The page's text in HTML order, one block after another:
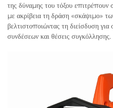
της δύναμης του τόξου επιτρέπουν
με ακρίβεια τη δράση «σκάψιμο»
βελτιστοποιώντας τη διείσδυση
συνδέσεων και θέσεις συγκόλλησης.